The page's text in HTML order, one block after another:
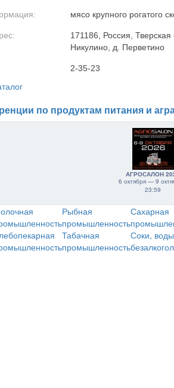
мясо крупного рогатого
171186, Россия,
Никулино, д. Перветино
2-35-23
по продуктам питания и
АГРОСАЛОН
6 октября — 9
23:59
Рыбная
промышленность
Сахарная
Табачная
промышленность
Соки,